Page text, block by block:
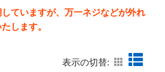
ていますが、万一ネジなどが外れ
します。
表示の切替: